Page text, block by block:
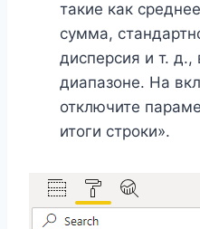
такие как
сумма,
дисперсия и т.
диапазоне. На
отключите
итоги строки».